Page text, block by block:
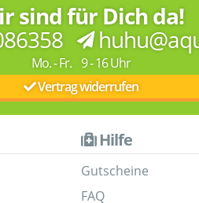
sind für Dich da!
Mo. - Fr. 9 - 16 Uhr
Vertrag widerrufen
Hilfe
Gutscheine
FAQ